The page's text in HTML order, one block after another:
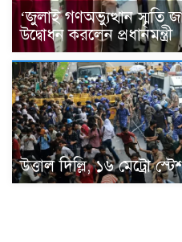
‘জুলাই গণঅভ্যুত্থান স্মৃতি
উদ্বোধন করলেন প্রধানমন্ত্রী
উত্তাল দিল্লি, ১৬ মেট্রো